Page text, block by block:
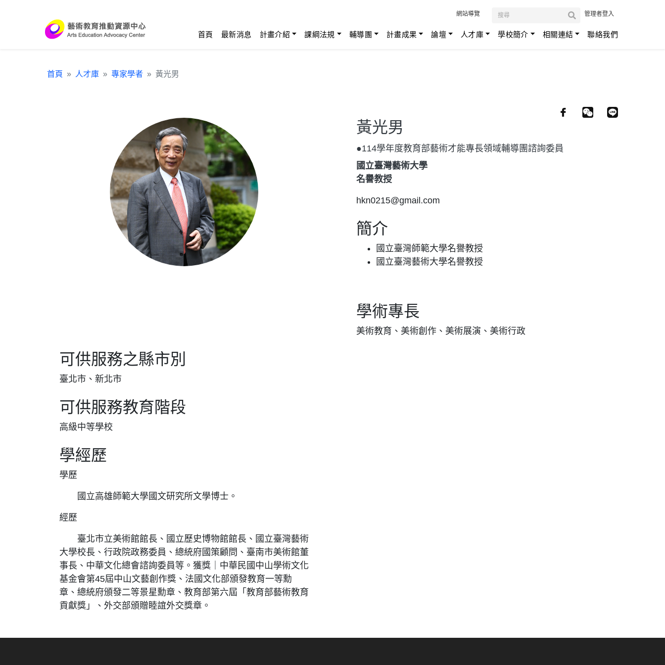
網站導覽 管理者登入
首頁 最新消息 計畫介紹 課綱法規 輔導團 計畫成果 論壇 人才庫 學校簡介 相關連結 聯絡我們
首頁 人才庫 專家學者 黃光男
黃光男
●114學年度教育部藝術才能專長領域輔導團諮詢委員
國立臺灣藝術大學
名譽教授
hkn0215@gmail.com
簡介
國立臺灣師範大學名譽教授
國立臺灣藝術大學名譽教授
學術專長
美術教育、美術創作、美術展演、美術行政
可供服務之縣市別
臺北市、新北市
可供服務教育階段
高級中等學校
學經歷
學歷
國立高雄師範大學國文研究所文學博士。
經歷
臺北市立美術館館長、國立歷史博物館館長、國立臺灣藝術
大學校長、行政院政務委員、總統府國策顧問、臺南市美術館董
事長、中華文化總會諮詢委員等。獲獎｜中華民國中山學術文化
基金會第45屆中山文藝創作獎、法國文化部頒發教育一等勳
章、總統府頒發二等景星勳章、教育部第六屆「教育部藝術教育
貢獻獎」、外交部頒贈睦誼外交獎章。